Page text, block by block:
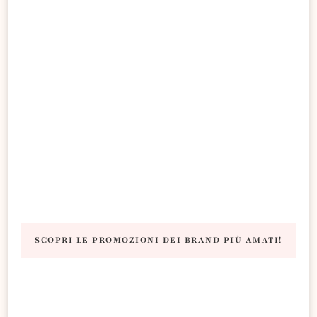
SCOPRI LE PROMOZIONI DEI BRAND PIÙ AMATI!